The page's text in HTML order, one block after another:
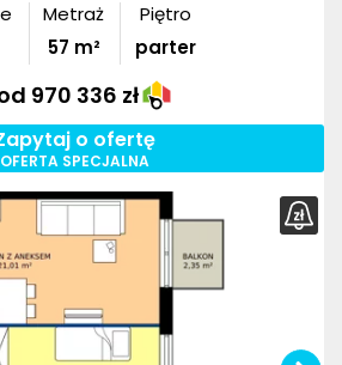
Metraż
57 m²
Piętro
parter
970 336 zł
o ofertę
OFERTA SPECJALNA